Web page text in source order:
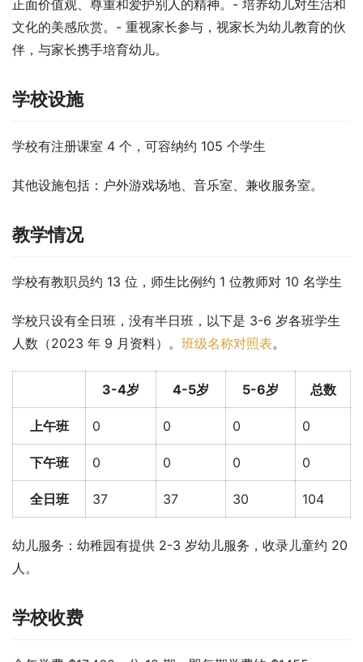
正面价值观、尊重和爱护别人的精神。- 培养幼儿对生活和
文化的美感欣赏。- 重视家长参与，视家长为幼儿教育的伙
伴，与家长携手培育幼儿。
学校设施
学校有注册课室 4 个，可容纳约 105 个学生
其他设施包括：户外游戏场地、音乐室、兼收服务室。
教学情况
学校有教职员约 13 位，师生比例约 1 位教师对 10 名学生
学校只设有全日班，没有半日班，以下是 3-6 岁各班学生
人数（2023 年 9 月资料）。 班级名称对照表。
3-4岁 4-5岁 5-6岁 总数
上午班 0 0 0 0
下午班 0 0 0 0
全日班 37 37 30 104
幼儿服务：幼稚园有提供 2-3 岁幼儿服务，收录儿童约 20
人。
学校收费